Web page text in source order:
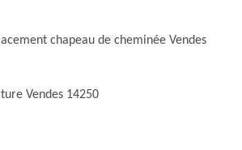
chapeau de cheminée Vendes
Vendes 14250